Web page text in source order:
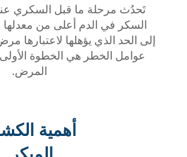
ما قبل السكري عندما تكون مستويات
أعلى من معدلها الطبيعي ولكن ليس
يؤهلها لاعتبارها مرض السكري. إن معرفة
هي الخطوة الأولى في الوقاية من هذا
أهمية الكشف